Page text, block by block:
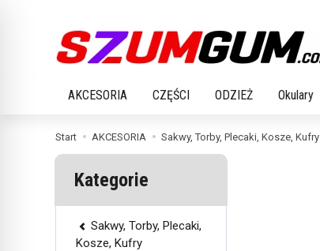
AKCESORIA CZĘŚCI ODZIEŻ Okulary
Start AKCESORIA Sakwy, Torby, Plecaki, Kosze, Kufry
Kategorie
Sakwy, Torby, Plecaki,
Kosze, Kufry